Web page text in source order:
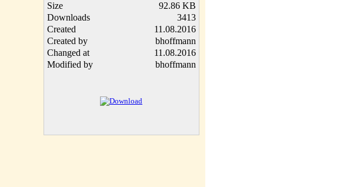
Size
92.86 KB
Downloads
3413
Created
11.08.2016
Created by
bhoffmann
Changed at
11.08.2016
Modified by
bhoffmann